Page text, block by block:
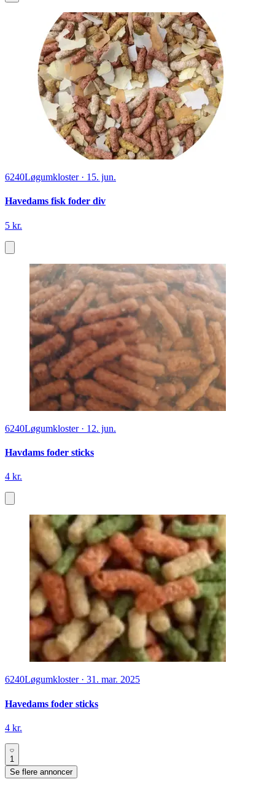
6240Løgumkloster· 15. jun.
Havedams fisk foder div
5 kr.
6240Løgumkloster· 12. jun.
Havdams foder sticks
4 kr.
6240Løgumkloster· 31. mar. 2025
Havedams foder sticks
4 kr.
1
Se flere annoncer